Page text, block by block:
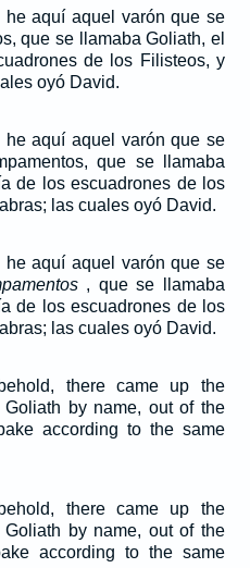
aquí aquel varón que se
que se llamaba Goliath, el
de los Filisteos, y
oyó David.
aquí aquel varón que se
, que se llamaba
de los escuadrones de los
las cuales oyó David.
aquí aquel varón que se
, que se llamaba
de los escuadrones de los
las cuales oyó David.
there came up the
by name, out of the
according to the same
there came up the
by name, out of the
according to the same